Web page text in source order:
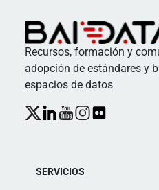
Recursos, formación y
adopción de estándares y
espacios de datos
SERVICIOS